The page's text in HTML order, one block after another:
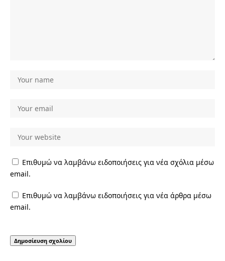
Επιθυμώ να λαμβάνω ειδοποιήσεις για νέα σχόλια μέσω
email.
Επιθυμώ να λαμβάνω ειδοποιήσεις για νέα άρθρα μέσω
email.